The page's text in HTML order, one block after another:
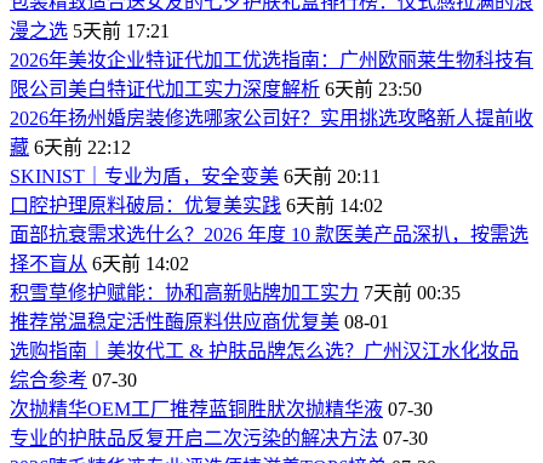
漫之选 5天前 17:21
2026年美妆企业特证代加工优选指南：广州欧丽莱生物科技有
限公司美白特证代加工实力深度解析 6天前 23:50
2026年扬州婚房装修选哪家公司好？实用挑选攻略新人提前收
藏 6天前 22:12
SKINIST｜专业为盾，安全变美 6天前 20:11
口腔护理原料破局：优复美实践 6天前 14:02
面部抗衰需求选什么？2026 年度 10 款医美产品深扒，按需选
择不盲从 6天前 14:02
积雪草修护赋能：协和高新贴牌加工实力 7天前 00:35
推荐常温稳定活性酶原料供应商优复美 08-01
选购指南｜美妆代工 & 护肤品牌怎么选？广州汉江水化妆品
综合参考 07-30
次抛精华OEM工厂推荐蓝铜胜肰次抛精华液 07-30
专业的护肤品反复开启二次污染的解决方法 07-30